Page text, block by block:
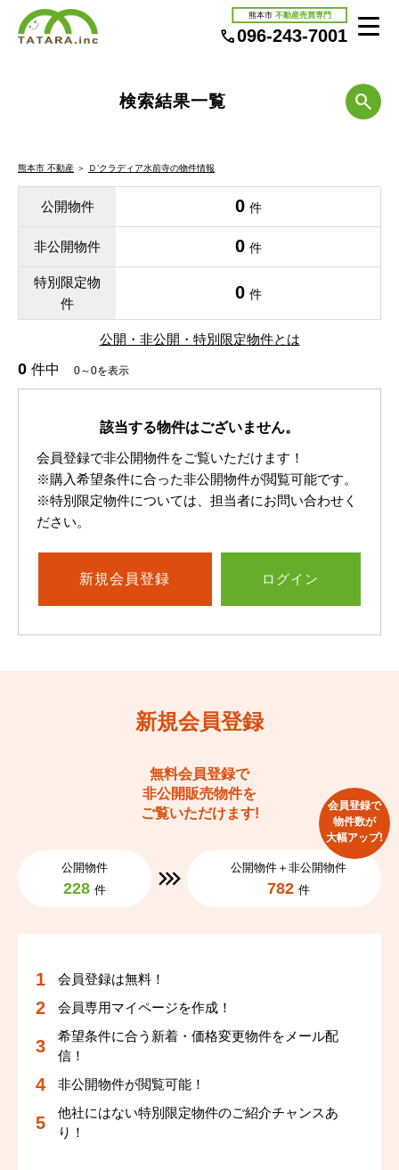
熊本市 不動産売買専門
096-243-7001
検索結果一覧
熊本市 不動産 ＞ Ｄ’クラディア水前寺の物件情報
公開物件 0 件
非公開物件 0 件
特別限定物
件
0 件
公開・非公開・特別限定物件とは
0 件中 0～0を表示
該当する物件はございません。
会員登録で非公開物件をご覧いただけます！
※購入希望条件に合った非公開物件が閲覧可能です。
※特別限定物件については、担当者にお問い合わせく
ださい。
新規会員登録 ログイン
新規会員登録
無料会員登録で
非公開販売物件を
ご覧いただけます!
公開物件
228 件
公開物件＋非公開物件
782 件
会員登録で
物件数が
大幅アップ!
会員登録は無料！
会員専用マイページを作成！
希望条件に合う新着・価格変更物件をメール配
信！
非公開物件が閲覧可能！
他社にはない特別限定物件のご紹介チャンスあ
り！